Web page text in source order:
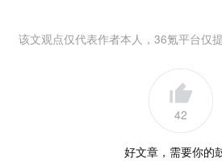
该文观点仅代表作者本人，36氪平台仅
42
好文章，需要你的